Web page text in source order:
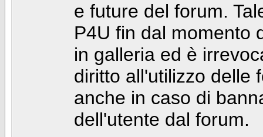
e future del forum.
P4U fin dal momento
in galleria ed è
diritto all'utilizzo delle
anche in caso di
dell'utente dal forum.